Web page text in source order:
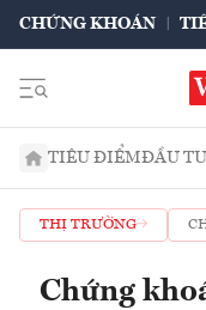
CHỨNG KHOÁN
TIÊU ĐIỂMĐẦU TƯ
THỊ TRƯỜNG
Chứng